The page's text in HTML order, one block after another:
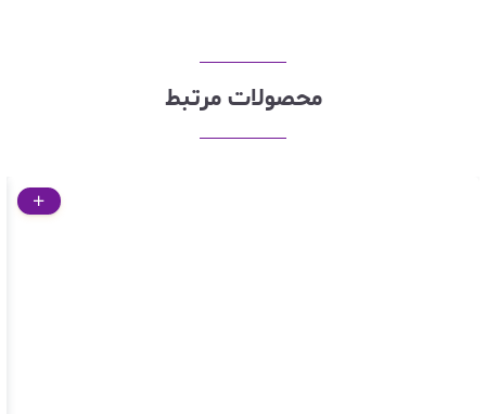
محصولات مرتبط